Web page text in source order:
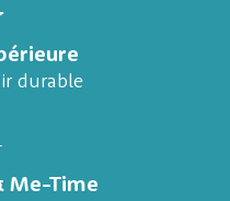
durable
Me-Time